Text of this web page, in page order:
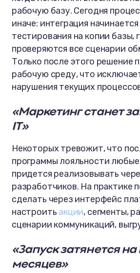
рабочую базу. Сегодня
иначе: интеграция начинается
тестирования на копии базы,
проверяются все сценарии
Только после этого решение
рабочую среду, что
нарушения текущих
«Маркетинг станет
IT»
Некоторых тревожит, что
программы лояльности
придется реализовывать
разработчиков. На практике
сделать через интерфейс
настроить акции, сегменты,
сценарии коммуникаций,
«Запуск затянется на
месяцев»